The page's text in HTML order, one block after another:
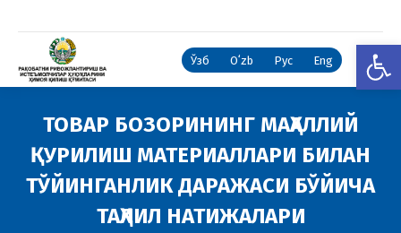
Ўзб Oʻzb Рус Eng
ТОВАР БОЗОРИНИНГ МАҲАЛЛИЙ
ҚУРИЛИШ МАТЕРИАЛЛАРИ БИЛАН
ТЎЙИНГАНЛИК ДАРАЖАСИ БЎЙИЧА
ТАҲЛИЛ НАТИЖАЛАРИ